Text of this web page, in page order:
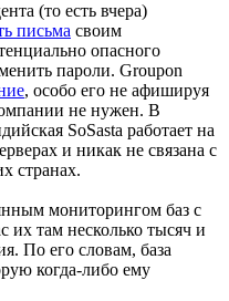
(то есть вчера)
письма своим
опасного
пароли. Groupon
, особо его не афишируя
не нужен. В
SoSasta работает на
и никак не связана с
странах.
мониторингом баз с
их там несколько тысяч и
По его словам, база
когда-либо ему